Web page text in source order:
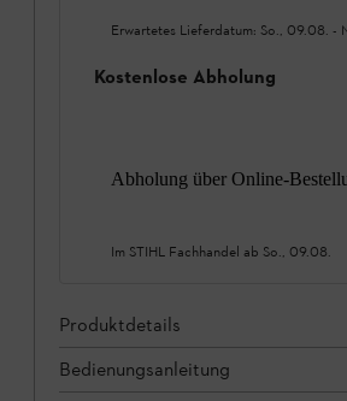
Erwartetes Lieferdatum: So., 09.08. -
Kostenlose Abholung
Abholung über Online-
Im STIHL Fachhandel ab So., 09.08.
Produktdetails
Bedienungsanleitung